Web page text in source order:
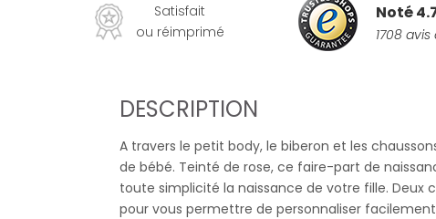
Satisfait
ou réimprimé
Noté
1708
DESCRIPTION
A travers le petit body, le biberon et les
de bébé. Teinté de rose, ce faire-part de
toute simplicité la naissance de votre fille. Deux
pour vous permettre de personnaliser